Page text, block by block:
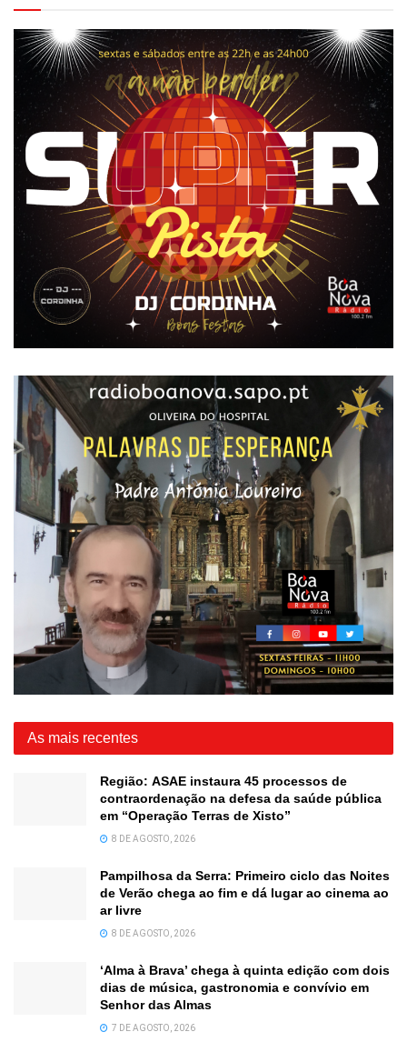
As mais recentes
Região: ASAE instaura 45 processos de
contraordenação na defesa da saúde pública
em “Operação Terras de Xisto”
8 DE AGOSTO, 2026
Pampilhosa da Serra: Primeiro ciclo das Noites
de Verão chega ao fim e dá lugar ao cinema ao
ar livre
8 DE AGOSTO, 2026
‘Alma à Brava’ chega à quinta edição com dois
dias de música, gastronomia e convívio em
Senhor das Almas
7 DE AGOSTO, 2026